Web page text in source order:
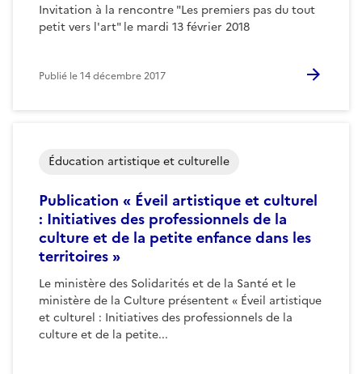
Invitation à la rencontre "Les premiers pas du tout
petit vers l'art" le mardi 13 février 2018
Publié le14 décembre 2017
Publication « Éveil artistique et culturel
: Initiatives des professionnels de la
culture et de la petite enfance dans les
territoires »
Le ministère des Solidarités et de la Santé et le
ministère de la Culture présentent « Éveil artistique
et culturel : Initiatives des professionnels de la
culture et de la petite...
Éducation artistique et culturelle